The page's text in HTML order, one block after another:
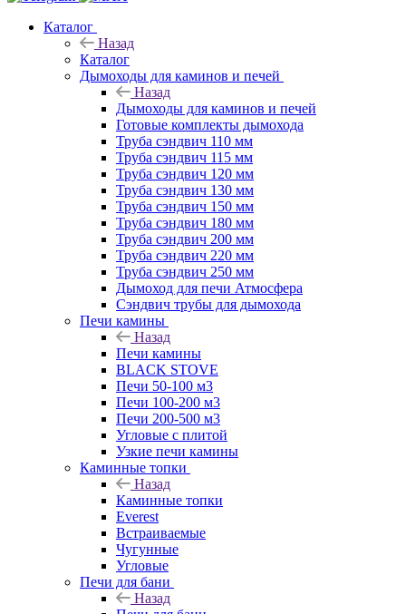
Каталог
Назад
Каталог
Дымоходы для каминов и печей
Назад
Дымоходы для каминов и печей
Готовые комплекты дымохода
Труба сэндвич 110 мм
Труба сэндвич 115 мм
Труба сэндвич 120 мм
Труба сэндвич 130 мм
Труба сэндвич 150 мм
Труба сэндвич 180 мм
Труба сэндвич 200 мм
Труба сэндвич 220 мм
Труба сэндвич 250 мм
Дымоход для печи Атмосфера
Сэндвич трубы для дымохода
Печи камины
Назад
Печи камины
BLACK STOVE
Печи 50-100 м3
Печи 100-200 м3
Печи 200-500 м3
Угловые с плитой
Узкие печи камины
Каминные топки
Назад
Каминные топки
Everest
Встраиваемые
Чугунные
Угловые
Печи для бани
Назад